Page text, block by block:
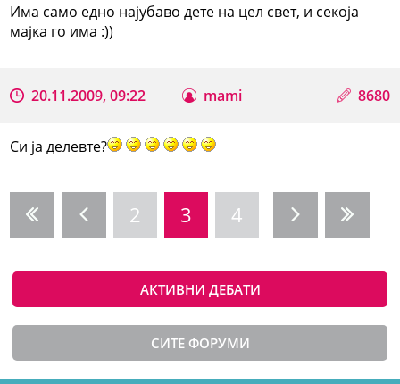
Има само едно најубаво дете на цел свет, и секоја
мајка го има :))
20.11.2009, 09:22 mami 8680
Си ја делевте?
2 3 4
АКТИВНИ ДЕБАТИ
СИТЕ ФОРУМИ